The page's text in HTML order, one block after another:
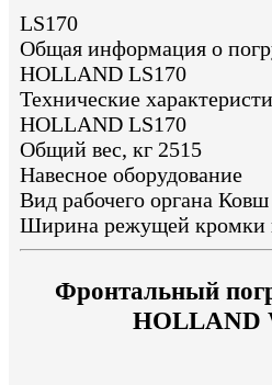
LS170
Общая информация о
HOLLAND LS170
Технические
HOLLAND LS170
Общий вес, кг 2515
Навесное оборудование
Вид рабочего органа Ковш
Ширина режущей кромки
Фронтальный
HOLLAND